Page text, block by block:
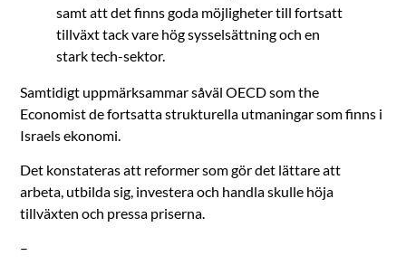
samt att det finns goda möjligheter till fortsatt
tillväxt tack vare hög sysselsättning och en
stark tech-sektor.
Samtidigt uppmärksammar såväl OECD som the
Economist de fortsatta strukturella utmaningar som finns i
Israels ekonomi.
Det konstateras att reformer som gör det lättare att
arbeta, utbilda sig, investera och handla skulle höja
tillväxten och pressa priserna.
–